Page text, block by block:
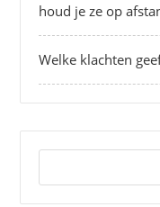
houd je ze op
Welke klachten